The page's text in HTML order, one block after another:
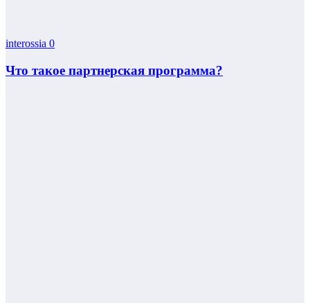
interossia 0
Что такое партнерская программа?